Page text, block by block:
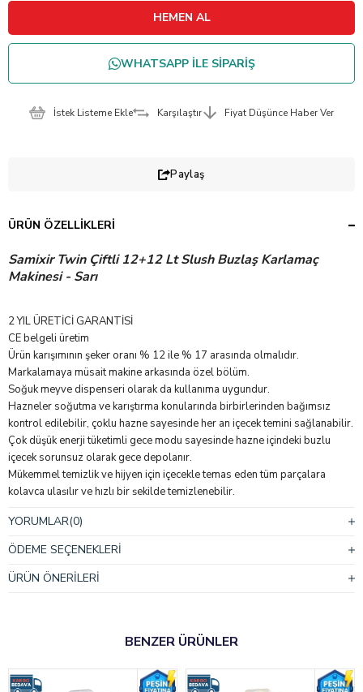
WHATSAPP İLE SİPARİŞ
İstek Listeme Ekle Karşılaştır Fiyat Düşünce Haber Ver
Paylaş
ÜRÜN ÖZELLIKLERI
Samixir Twin Çiftli 12+12 Lt Slush Buzlaş Karlamaç
Makinesi - Sarı
2 YIL ÜRETİCİ GARANTİSİ
CE belgeli üretim
Ürün karışımının şeker oranı % 12 ile % 17 arasında olmalıdır.
Markalamaya müsait makine arkasında özel bölüm.
Soğuk meyve dispenseri olarak da kullanıma uygundur.
Hazneler soğutma ve karıştırma konularında birbirlerinden bağımsız
kontrol edilebilir, çoklu hazne sayesinde her an içecek temini sağlanabilir.
Çok düşük enerji tüketimli gece modu sayesinde hazne içindeki buzlu
içecek sorunsuz olarak gece depolanır.
Mükemmel temizlik ve hijyen için içecekle temas eden tüm parçalara
kolayca ulaşılır ve hızlı bir şekilde temizlenebilir.
Makinenin kompakt gövdesi ve çoklu hazne özelliği sayesinde tüm
işletmeler için uygun çözümdür.
Damlalıkta bulunan seviye göstergesi sayesinde atık suyun taşmadan
önce boşaltılması gerektiği rahatça fark edilir.
YORUMLAR(0)
ÖDEME SEÇENEKLERI
ÜRÜN ÖNERILERI
BENZER ÜRÜNLER